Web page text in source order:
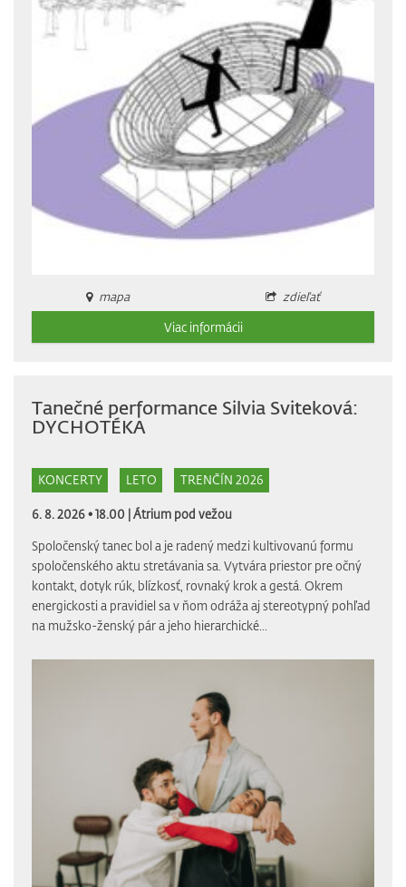
mapa
zdieľať
Viac informácii
Tanečné performance Silvia Sviteková:
DYCHOTÉKA
KONCERTY LETO TRENČÍN 2026
6. 8. 2026 • 18.00 |Átrium pod vežou
Spoločenský tanec bol a je radený medzi kultivovanú formu
spoločenského aktu stretávania sa. Vytvára priestor pre očný
kontakt, dotyk rúk, blízkosť, rovnaký krok a gestá. Okrem
energickosti a pravidiel sa v ňom odráža aj stereotypný pohľad
na mužsko-ženský pár a jeho hierarchické...